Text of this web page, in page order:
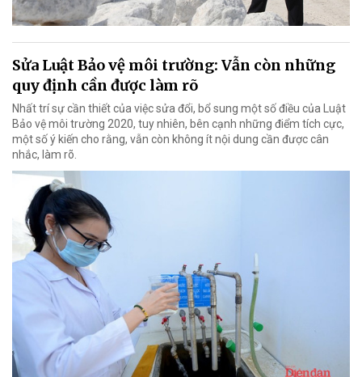
Sửa Luật Bảo vệ môi trường: Vẫn còn những
quy định cần được làm rõ
Nhất trí sự cần thiết của việc sửa đổi, bổ sung một số điều của Luật
Bảo vệ môi trường 2020, tuy nhiên, bên cạnh những điểm tích cực,
một số ý kiến cho rằng, vẫn còn không ít nội dung cần được cân
nhắc, làm rõ.